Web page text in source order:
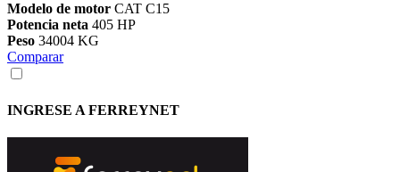
Modelo de motor CAT C15
Potencia neta 405 HP
Peso 34004 KG
Comparar
INGRESE A FERREYNET